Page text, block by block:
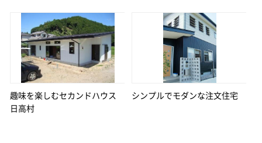
趣味を楽しむセカンドハウス
日高村
シンプルでモダンな注文住宅